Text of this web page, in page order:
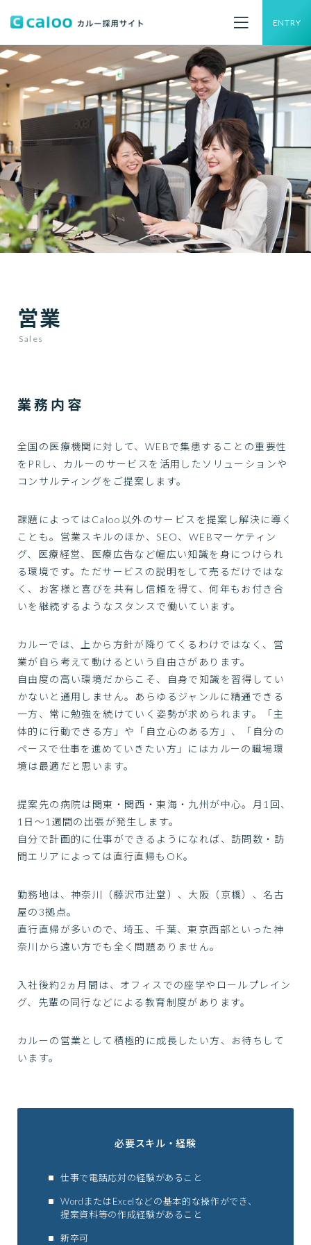
ENTRY
営業
Sales
業務内容
全国の医療機関に対して、WEBで集患することの重要性
をPRし、カルーのサービスを活用したソリューションや
コンサルティングをご提案します。
課題によってはCaloo以外のサービスを提案し解決に導く
ことも。営業スキルのほか、SEO、WEBマーケティン
グ、医療経営、医療広告など幅広い知識を身につけられ
る環境です。ただサービスの説明をして売るだけではな
く、お客様と喜びを共有し信頼を得て、何年もお付き合
いを継続するようなスタンスで働いています。
カルーでは、上から方針が降りてくるわけではなく、営
業が自ら考えて動けるという自由さがあります。
自由度の高い環境だからこそ、自身で知識を習得してい
かないと通用しません。あらゆるジャンルに精通できる
一方、常に勉強を続けていく姿勢が求められます。「主
体的に行動できる方」や「自立心のある方」、「自分の
ペースで仕事を進めていきたい方」にはカルーの職場環
境は最適だと思います。
提案先の病院は関東・関⻄・東海・九州が中心。月1回、
1日〜1週間の出張が発生します。
自分で計画的に仕事ができるようになれば、訪問数・訪
問エリアによっては直行直帰もOK。
勤務地は、神奈川（藤沢市辻堂）、大阪（京橋）、名古
屋の3拠点。
直行直帰が多いので、埼玉、千葉、東京西部といった神
奈川から遠い方でも全く問題ありません。
入社後約2ヵ月間は、オフィスでの座学やロールプレイン
グ、先輩の同行などによる教育制度があります。
カルーの営業として積極的に成長したい方、お待ちして
います。
必要スキル・経験
仕事で電話応対の経験があること
WordまたはExcelなどの基本的な操作ができ、
提案資料等の作成経験があること
新卒可